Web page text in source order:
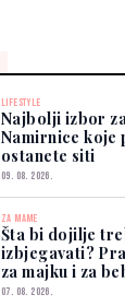
LIFESTYLE
Najbolji izbor
Namirnice koje
ostanete siti
09. 08. 2026.
ZA MAME
Šta bi dojilje
izbjegavati?
za majku i za
07. 08. 2026.